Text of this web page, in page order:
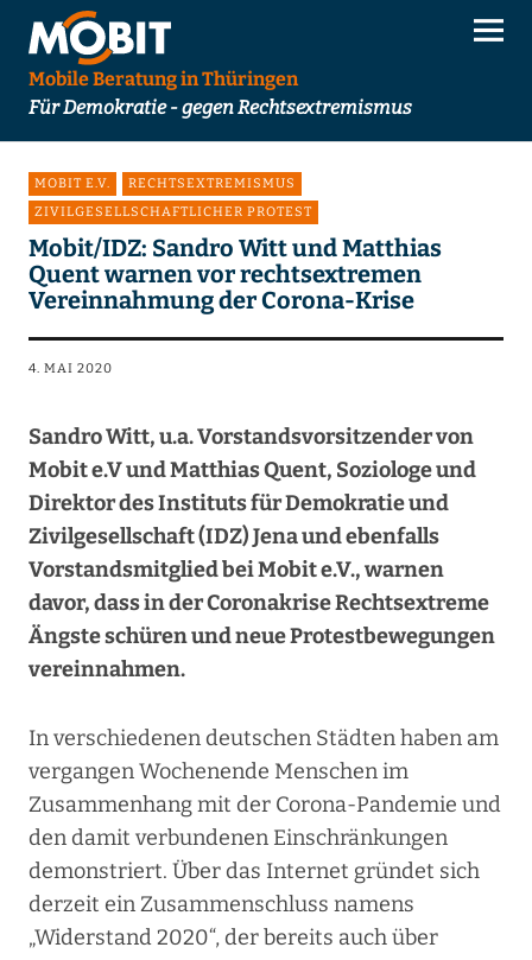
Mobile Beratung in Thüringen
Für Demokratie - gegen Rechtsextremismus
MOBIT E.V.
RECHTSEXTREMISMUS
ZIVILGESELLSCHAFTLICHER PROTEST
Mobit/IDZ: Sandro Witt und Matthias
Quent warnen vor rechtsextremen
Vereinnahmung der Corona-Krise
4. MAI 2020
Sandro Witt, u.a. Vorstandsvorsitzender von
Mobit e.V und Matthias Quent, Soziologe und
Direktor des Instituts für Demokratie und
Zivilgesellschaft (IDZ) Jena und ebenfalls
Vorstandsmitglied bei Mobit e.V., warnen
davor, dass in der Coronakrise Rechtsextreme
Ängste schüren und neue Protestbewegungen
vereinnahmen.
In verschiedenen deutschen Städten haben am
vergangen Wochenende Menschen im
Zusammenhang mit der Corona-Pandemie und
den damit verbundenen Einschränkungen
demonstriert. Über das Internet gründet sich
derzeit ein Zusammenschluss namens
„Widerstand 2020“, der bereits auch über